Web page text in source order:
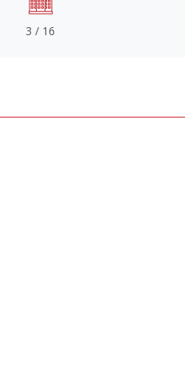
3 / 16